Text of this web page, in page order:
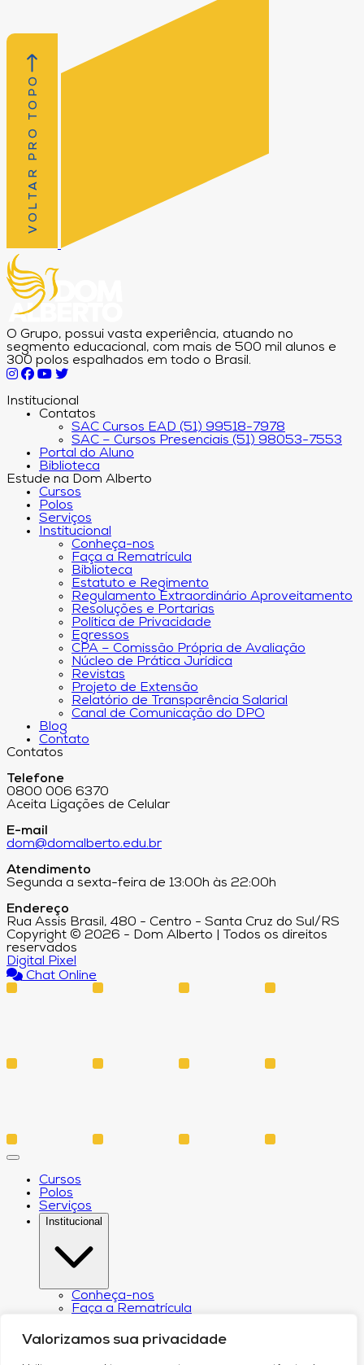
Valorizamos sua privacidade
VOLTAR PRO TOPO
O Grupo, possui vasta experiência, atuando no
segmento educacional, com mais de 500 mil alunos e
300 polos espalhados em todo o Brasil.
Institucional
Contatos
SAC Cursos EAD (51) 99518-7978
SAC – Cursos Presenciais (51) 98053-7553
Portal do Aluno
Biblioteca
Estude na Dom Alberto
Cursos
Polos
Serviços
Institucional
Conheça-nos
Faça a Rematrícula
Biblioteca
Estatuto e Regimento
Regulamento Extraordinário Aproveitamento
Resoluções e Portarias
Política de Privacidade
Egressos
CPA – Comissão Própria de Avaliação
Núcleo de Prática Jurídica
Revistas
Projeto de Extensão
Relatório de Transparência Salarial
Canal de Comunicação do DPO
Blog
Contato
Contatos
Telefone
0800 006 6370
Aceita Ligações de Celular
E-mail
dom@domalberto.edu.br
Atendimento
Segunda a sexta-feira de 13:00h às 22:00h
Endereço
Rua Assis Brasil, 480 - Centro - Santa Cruz do Sul/RS
Copyright © 2026 - Dom Alberto | Todos os direitos
reservados
Digital Pixel
Chat Online
Cursos
Polos
Serviços
Institucional
Conheça-nos
Faça a Rematrícula
Estatuto e Regimento
Regulamento Extraordinário Aproveitamento
Resoluções e Portarias